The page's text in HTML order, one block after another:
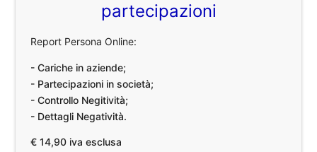
partecipazioni
Report Persona Online:
- Cariche in aziende;
- Partecipazioni in società;
- Controllo Negitività;
- Dettagli Negatività.
€ 14,90 iva esclusa